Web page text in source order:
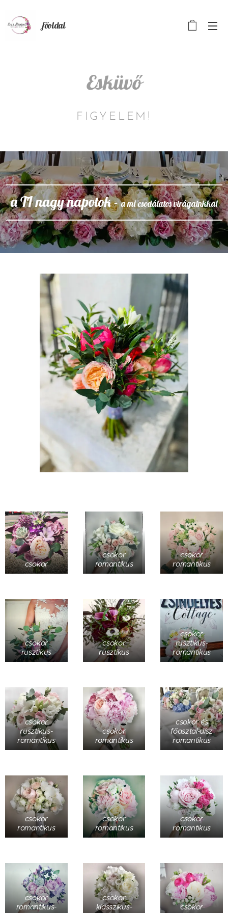
főoldal
Esküvő
FIGYELEM!
a TI nagy napotok -a micsodálatosvirágainkkal
csokor
csokor
romantikus
csokor
romantikus
csokor
rusztikus
csokor
rusztikus
csokor
rusztikus-
romantikus
csokor
rusztikus-
romantikus
csokor
romantikus
csokor és
főasztal-dísz
romantikus
csokor
romantikus
csokor
romantikus
csokor
romantikus
csokor
romantikus-
csokor
klasszikus-
csokor